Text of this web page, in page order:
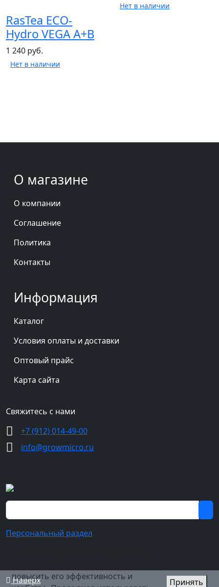
Нет в наличии
RasTea ECO-
Hydro VEGA A+B
1 240 руб.
Нет в наличии
О магазине
О компании
Соглашение
Политика
Контакты
Информация
Каталог
Условия оплаты и доставки
Оптовый прайс
Карта сайта
Свяжитесь с нами
+7 (912) 014-49-00
info@growmicro.ru
Персональный раздел
Наверх
повысить его эффективность и
Принять